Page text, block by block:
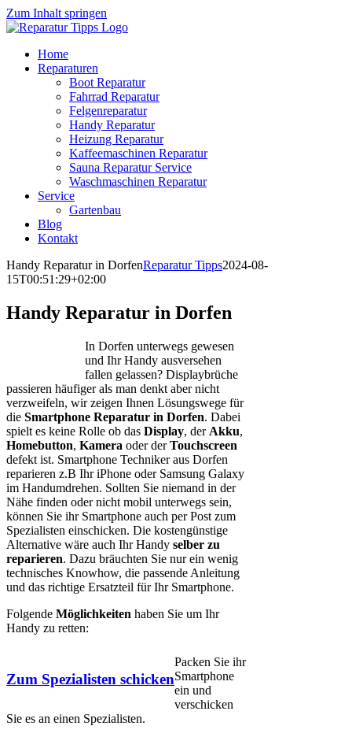
Zum Inhalt springen
Home
Reparaturen
Boot Reparatur
Fahrrad Reparatur
Felgenreparatur
Handy Reparatur
Heizung Reparatur
Kaffeemaschinen Reparatur
Sauna Reparatur Service
Waschmaschinen Reparatur
Service
Gartenbau
Blog
Kontakt
Handy Reparatur in DorfenReparatur Tipps2024-08-
15T00:51:29+02:00
Handy Reparatur in Dorfen
In Dorfen unterwegs gewesen
und Ihr Handy ausversehen
fallen gelassen? Displaybrüche
passieren häufiger als man denkt aber nicht
verzweifeln, wir zeigen Ihnen Lösungswege für
die Smartphone Reparatur in Dorfen. Dabei
spielt es keine Rolle ob das Display, der Akku,
Homebutton, Kamera oder derTouchscreen
defekt ist. Smartphone Techniker aus Dorfen
reparieren z.B Ihr iPhone oder Samsung Galaxy
im Handumdrehen. Sollten Sie niemand in der
Nähe finden oder nicht mobil unterwegs sein,
können Sie ihr Smartphone auch per Post zum
Spezialisten einschicken. Die kostengünstige
Alternative wäre auch Ihr Handy selber zu
reparieren. Dazu bräuchten Sie nur ein wenig
technisches Knowhow, die passende Anleitung
und das richtige Ersatzteil für Ihr Smartphone.
Folgende Möglichkeiten haben Sie um Ihr
Handy zu retten:
Zum Spezialisten schicken
Packen Sie ihr
Smartphone
ein und
verschicken
Sie es an einen Spezialisten.